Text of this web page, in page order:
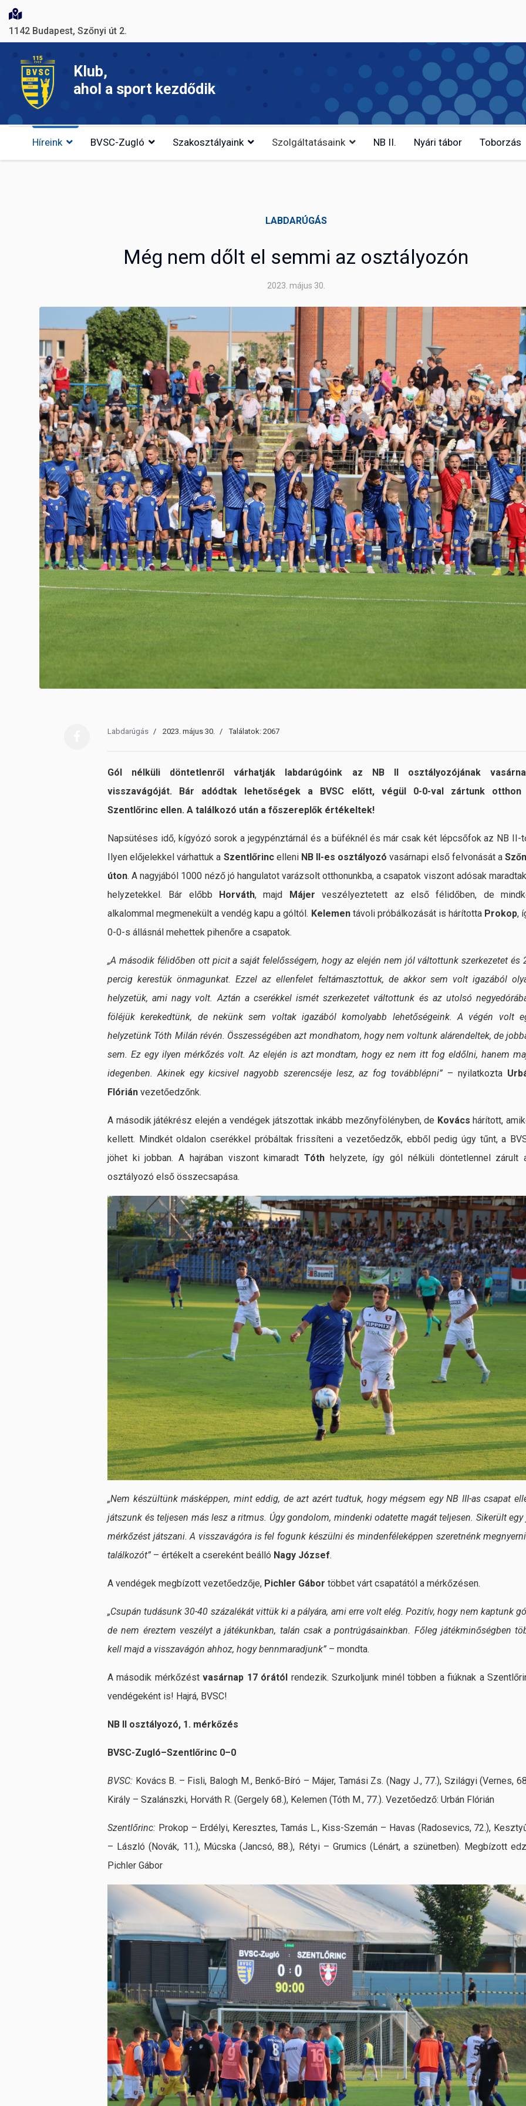
1142 Budapest, Szőnyi út 2.
Klub,
ahol a sport kezdődik
Híreink BVSC-Zugló Szakosztályaink Szolgáltatásaink NB II. Nyári tábor Toborzás
LABDARÚGÁS
Még nem dőlt el semmi az osztályozón
2023. május 30.
Labdarúgás 2023. május 30. Találatok: 2067
Gól nélküli döntetlenről várhatják labdarúgóink az NB II osztályozójának
visszavágóját. Bár adódtak lehetőségek a BVSC előtt, végül 0-0-val zártunk otthon
Szentlőrinc ellen. A találkozó után a főszereplők értékeltek!
Napsütéses idő, kígyózó sorok a jegypénztárnál és a büféknél és már csak két lépcsőfok az NB II-
Ilyen előjelekkel várhattuk a Szentlőrincelleni NB II-es osztályozó vasárnapi első felvonását a
úton. A nagyjából 1000 néző jó hangulatot varázsolt otthonunkba, a csapatok viszont adósak
helyzetekkel. Bár előbb
Horváth, majd Májer veszélyeztetett az első félidőben, de
alkalommal megmenekült a vendég kapu a góltól. Kelementávoli próbálkozását is hárította Prokop,
0-0-s állásnál mehettek pihenőre a csapatok.
„A második félidőben ott picit a saját felelősségem, hogy az elején nem jól váltottunk szerkezetet és
percig kerestük önmagunkat. Ezzel az ellenfelet feltámasztottuk, de akkor sem volt igazából
helyzetük, ami nagy volt. Aztán a cserékkel ismét szerkezetet váltottunk és az utolsó
föléjük kerekedtünk, de nekünk sem voltak igazából komolyabb lehetőségeink. A végén volt
helyzetünk Tóth Milán révén. Összességében azt mondhatom, hogy nem voltunk alárendeltek, de
sem. Ez egy ilyen mérkőzés volt. Az elején is azt mondtam, hogy ez nem itt fog eldőlni, hanem
idegenben. Akinek egy kicsivel nagyobb szerencséje lesz, az fog továbblépni” – nyilatkozta
Flórián vezetőedzőnk.
A második játékrész elején a vendégek játszottak inkább mezőnyfölényben, de Kovács hárított,
kellett. Mindkét oldalon cserékkel próbáltak frissíteni a vezetőedzők, ebből pedig úgy tűnt, a
jöhet ki jobban. A hajrában viszont kimaradt Tóth helyzete, így gól nélküli döntetlennel zárult
osztályozó első összecsapása.
„Nem készültünk másképpen, mint eddig, de azt azért tudtuk, hogy mégsem egy NB III-as csapat
játszunk és teljesen más lesz a ritmus. Úgy gondolom, mindenki odatette magát teljesen. Sikerült egy
mérkőzést játszani. A visszavágóra is fel fogunk készülni és mindenféleképpen szeretnénk
találkozót” – értékelt a csereként beálló Nagy József.
A vendégek megbízott vezetőedzője, Pichler Gábor többet várt csapatától a mérkőzésen.
„Csupán tudásunk 30-40 százalékát vittük ki a pályára, ami erre volt elég. Pozitív, hogy nem kaptunk
de nem éreztem veszélyt a játékunkban, talán csak a pontrúgásainkban. Főleg játékminőségben
kell majd a visszavágón ahhoz, hogy bennmaradjunk” – mondta.
A második mérkőzéstvasárnap 17 órától rendezik. Szurkoljunk minél többen a fiúknak a
vendégeként is! Hajrá, BVSC!
NB II osztályozó, 1. mérkőzés
BVSC-Zugló–Szentlőrinc 0–0
BVSC: Kovács B. – Fisli, Balogh M., Benkő-Bíró – Májer, Tamási Zs. (Nagy J., 77.), Szilágyi (Vernes,
Király – Szalánszki, Horváth R. (Gergely 68.), Kelemen (Tóth M., 77.). Vezetőedző: Urbán Flórián
Szentlőrinc: Prokop – Erdélyi, Keresztes, Tamás L., Kiss-Szemán – Havas (Radosevics, 72.),
– László (Novák, 11.), Múcska (Jancsó, 88.), Rétyi – Grumics (Lénárt, a szünetben). Megbízott
Pichler Gábor